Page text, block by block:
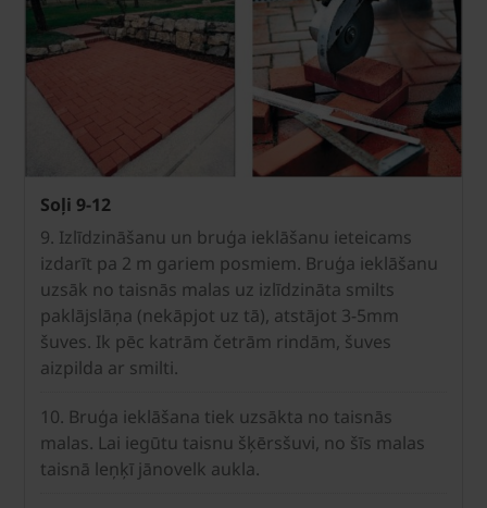
Soļi 9-12
9. Izlīdzināšanu un bruģa ieklāšanu ieteicams
izdarīt pa 2 m gariem posmiem. Bruģa ieklāšanu
uzsāk no taisnās malas uz izlīdzināta smilts
paklājslāņa (nekāpjot uz tā), atstājot 3-5mm
šuves. Ik pēc katrām četrām rindām, šuves
aizpilda ar smilti.
10. Bruģa ieklāšana tiek uzsākta no taisnās
malas. Lai iegūtu taisnu šķērsšuvi, no šīs malas
taisnā leņķī jānovelk aukla.